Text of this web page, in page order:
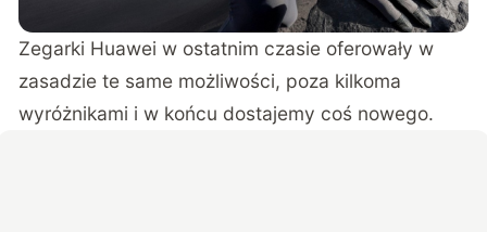
Zegarki Huawei w ostatnim czasie oferowały w
zasadzie te same możliwości, poza kilkoma
wyróżnikami i w końcu dostajemy coś nowego.